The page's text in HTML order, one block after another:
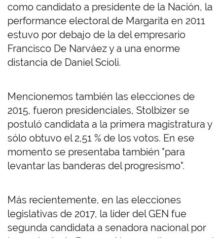
como candidato a presidente de la Nación, la
performance electoral de Margarita en 2011
estuvo por debajo de la del empresario
Francisco De Narváez y a una enorme
distancia de Daniel Scioli.
Mencionemos también las elecciones de
2015, fueron presidenciales, Stolbizer se
postuló candidata a la primera magistratura y
sólo obtuvo el 2,51 % de los votos. En ese
momento se presentaba también "para
levantar las banderas del progresismo".
Más recientemente, en las elecciones
legislativas de 2017, la líder del GEN fue
segunda candidata a senadora nacional por